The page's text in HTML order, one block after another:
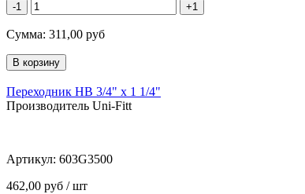
-1 +1
Сумма: 311,00 руб
Переходник НВ 3/4" x 1 1/4"
Производитель Uni-Fitt
Артикул: 603G3500
462,00 руб / шт